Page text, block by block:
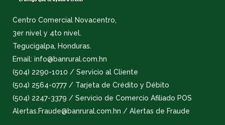
Centro Comercial Novacentro,
3er nivel y 4to nivel.
Tegucigalpa, Honduras.
Email: info@banrural.com.hn
(504) 2290-1010 / Servicio al Cliente
(504) 2564-0777 / Tarjeta de Crédito y Débito
(504) 2247-3379 / Servicio de Comercio Afiliado POS
Alertas.Fraude@banrural.com.hn / Alertas de Fraude